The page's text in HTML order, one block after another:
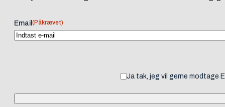
Email (Påkrævet)
Ja tak, jeg vil gerne modtage